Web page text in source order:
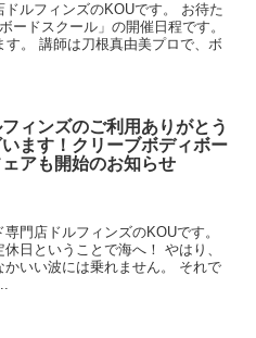
ルフィンズのKOUです。 お待た
ードスクール」の開催日程です。
。 講師は刀根真由美プロで、ボ
フィンズのご利用ありがとう
います！クリーブボディボー
ェアも開始のお知らせ
門店ドルフィンズのKOUです。
日ということで海へ！ やはり、
いい波には乗れません。 それで